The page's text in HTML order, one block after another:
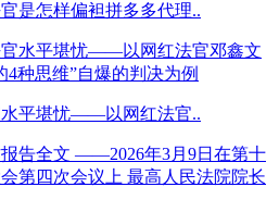
是怎样偏袒拼多多代理..
水平堪忧——以网红法官..